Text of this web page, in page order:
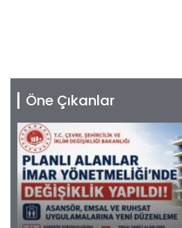
Öne Çıkanlar
09.08.2026